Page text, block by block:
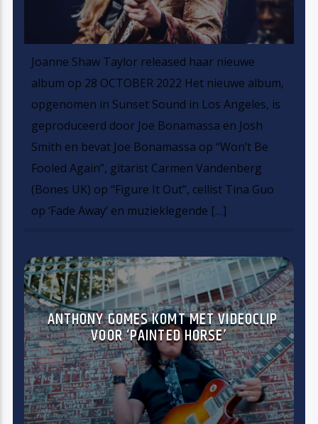
Joanne Shaw Taylor released haar nieuwe
album op 28 OCTOBER 2022 Het nieuwe album,
opgenomen in Sunset Sound in Los Angeles, is
geproduceerd door Joe Bonamassa en Josh
Smith en bevat Joe Bonamassa op “Won’t Be
Fooled Again”, gitarist Carmen Vandenberg
(Bones UK) op “Figure It Out”, cellist Tina Guo
op ‘Fade Away’ en muzieklegende […]
ANTHONY GOMES KOMT MET VIDEOCLIP
VOOR ‘PAINTED HORSE’